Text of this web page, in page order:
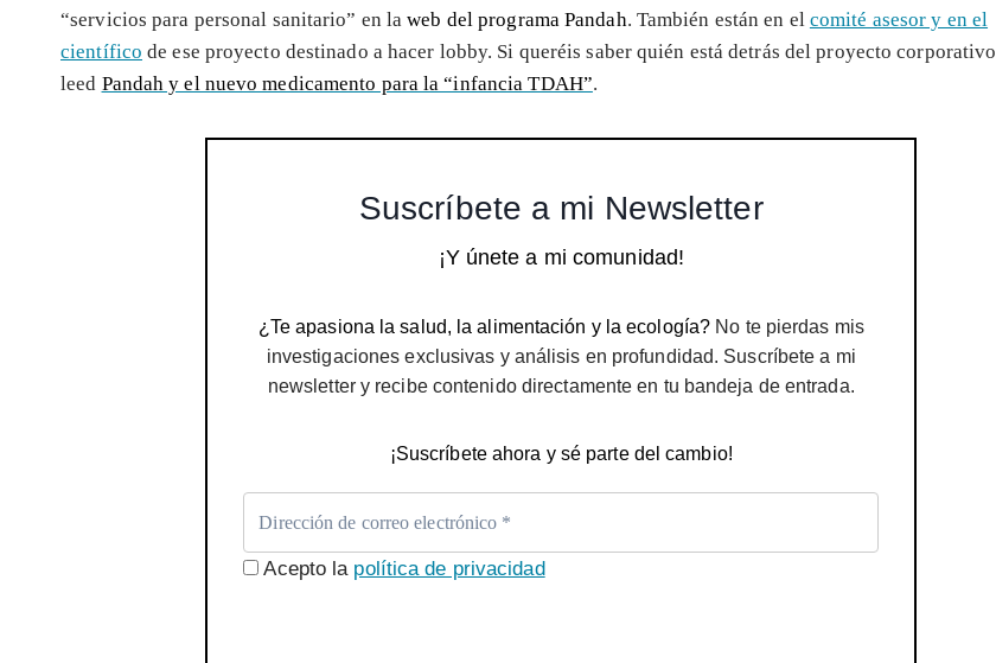
“servicios para personal sanitario” en la web del programa Pandah. También están en el comité asesor y en el
científico de ese proyecto destinado a hacer lobby. Si queréis saber quién está detrás del proyecto corporativo
leed Pandah y el nuevo medicamento para la “infancia TDAH”.
Suscríbete a mi Newsletter
¡Y únete a mi comunidad!
¿Te apasiona la salud, la alimentación y la ecología? No te pierdas mis
investigaciones exclusivas y análisis en profundidad. Suscríbete a mi
newsletter y recibe contenido directamente en tu bandeja de entrada.
¡Suscríbete ahora y sé parte del cambio!
Acepto la política de privacidad